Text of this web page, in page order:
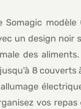
Somagic
un design
des
8
vos